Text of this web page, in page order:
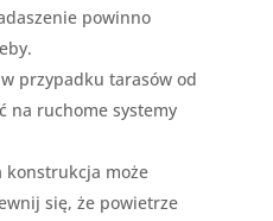
powinno
przypadku tarasów od
na ruchome systemy
może
się, że powietrze